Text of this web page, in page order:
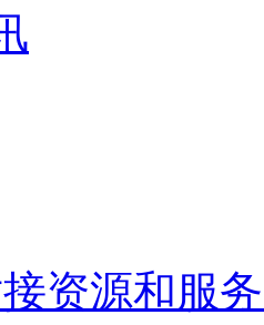
资源和服